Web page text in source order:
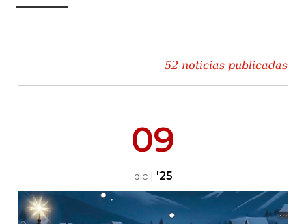
52 noticias publicadas
09
dic| '25